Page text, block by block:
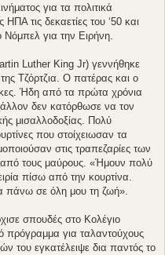
για τα πολιτικά
τις δεκαετίες του ‘50 και
Νόμπελ για την Ειρήνη.
Luther King Jr) γεννήθηκε
Τζόρτζια. Ο πατέρας και ο
Ήδη από τα πρώτα χρόνια
δεν κατόρθωσε να τον
μισαλλοδοξίας. Πολύ
που στοίχειωσαν τα
στις τραπεζαρίες των
τους μαύρους. «Ήμουν πολύ
πίσω από την κουρτίνα.
πάνω σε όλη μου τη ζωή».
σπουδές στο Κολέγιο
πρόγραμμα για ταλαντούχους
του εγκατέλειψε δια παντός το